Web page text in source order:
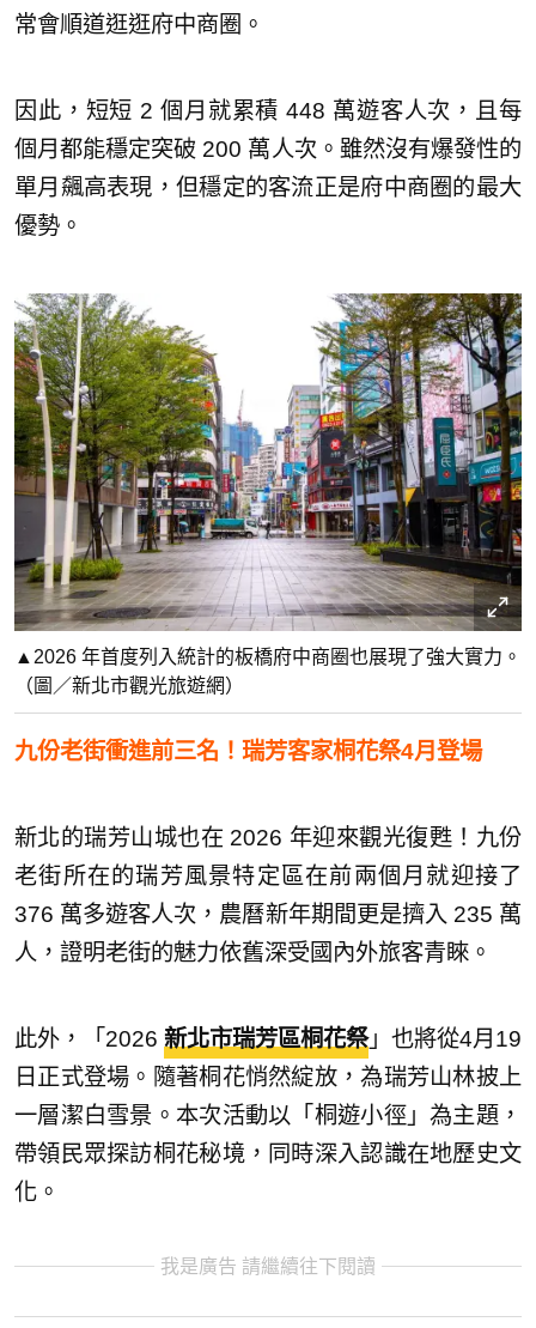
常會順道逛逛府中商圈。
因此，短短 2 個月就累積 448 萬遊客人次，且每
個月都能穩定突破 200 萬人次。雖然沒有爆發性的
單月飆高表現，但穩定的客流正是府中商圈的最大
優勢。
▲2026 年首度列入統計的板橋府中商圈也展現了強大實力。
（圖／新北市觀光旅遊網）
九份老街衝進前三名！瑞芳客家桐花祭4月登場
新北的瑞芳山城也在 2026 年迎來觀光復甦！九份
老街所在的瑞芳風景特定區在前兩個月就迎接了
376 萬多遊客人次，農曆新年期間更是擠入 235 萬
人，證明老街的魅力依舊深受國內外旅客青睞。
此外，「2026 新北市瑞芳區桐花祭」也將從4月19
日正式登場。隨著桐花悄然綻放，為瑞芳山林披上
一層潔白雪景。本次活動以「桐遊小徑」為主題，
帶領民眾探訪桐花秘境，同時深入認識在地歷史文
化。
我是廣告 請繼續往下閱讀